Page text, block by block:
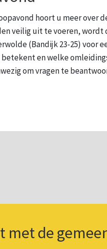
hoort u meer over
veilig uit te voeren,
(Bandijk 23-25)
en welke
om vragen te
met de